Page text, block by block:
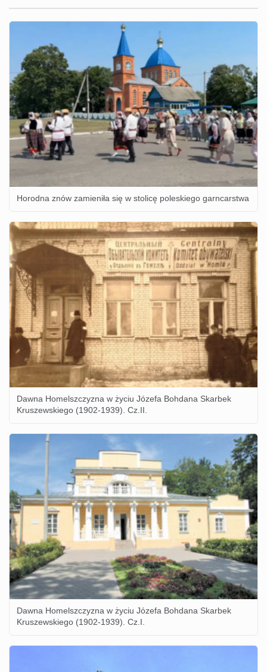
Horodna znów zamieniła się w stolicę poleskiego garncarstwa
Dawna Homelszczyzna w życiu Józefa Bohdana Skarbek
Kruszewskiego (1902-1939). Cz.II.
Dawna Homelszczyzna w życiu Józefa Bohdana Skarbek
Kruszewskiego (1902-1939). Cz.I.